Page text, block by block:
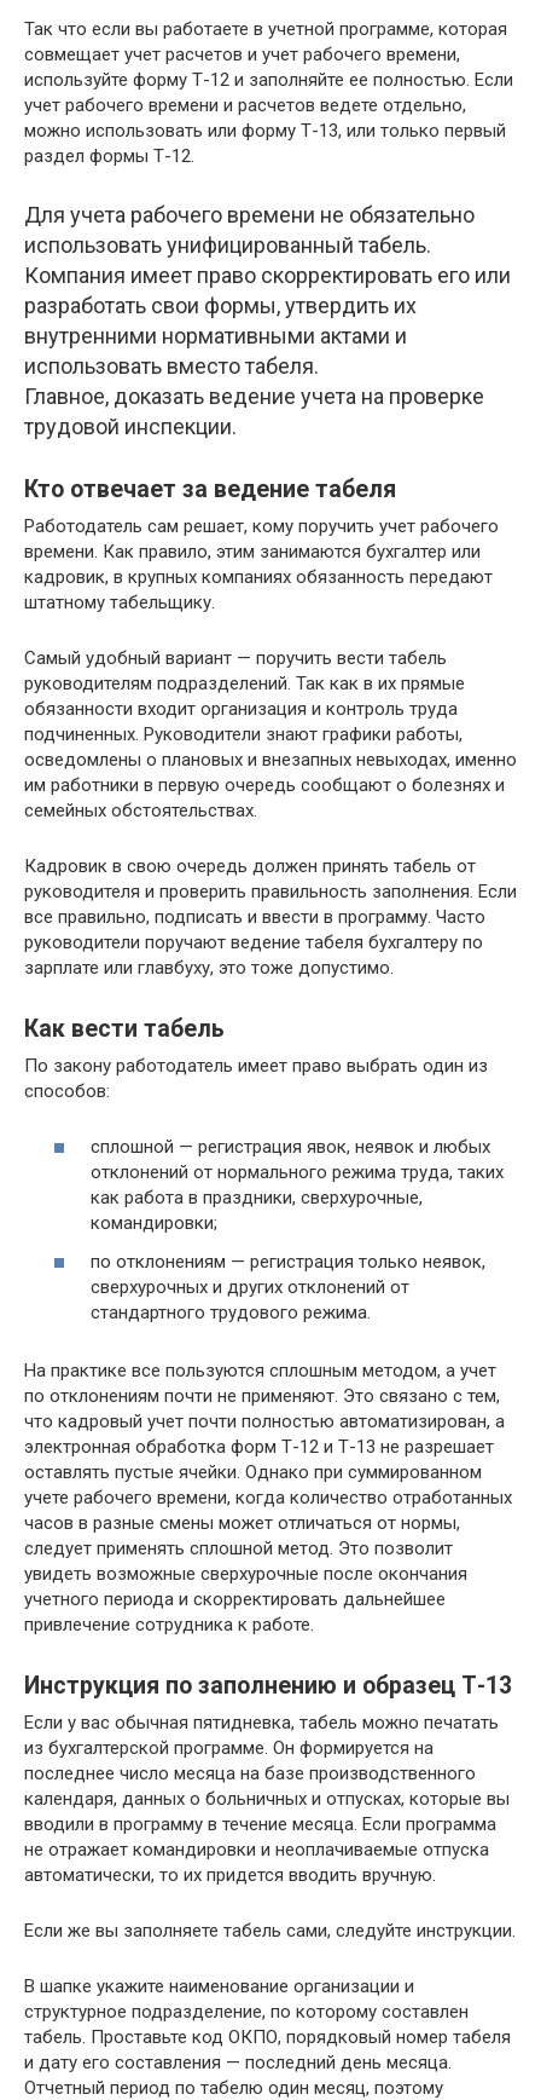
Так что если вы работаете в учетной программе, которая
совмещает учет расчетов и учет рабочего времени,
используйте форму Т-12 и заполняйте ее полностью. Если
учет рабочего времени и расчетов ведете отдельно,
можно использовать или форму Т-13, или только первый
раздел формы Т-12.
Для учета рабочего времени не обязательно
использовать унифицированный табель.
Компания имеет право скорректировать его или
разработать свои формы, утвердить их
внутренними нормативными актами и
использовать вместо табеля.
Главное, доказать ведение учета на проверке
трудовой инспекции.
Кто отвечает за ведение табеля
Работодатель сам решает, кому поручить учет рабочего
времени. Как правило, этим занимаются бухгалтер или
кадровик, в крупных компаниях обязанность передают
штатному табельщику.
Самый удобный вариант — поручить вести табель
руководителям подразделений. Так как в их прямые
обязанности входит организация и контроль труда
подчиненных. Руководители знают графики работы,
осведомлены о плановых и внезапных невыходах, именно
им работники в первую очередь сообщают о болезнях и
семейных обстоятельствах.
Кадровик в свою очередь должен принять табель от
руководителя и проверить правильность заполнения. Если
все правильно, подписать и ввести в программу. Часто
руководители поручают ведение табеля бухгалтеру по
зарплате или главбуху, это тоже допустимо.
Как вести табель
По закону работодатель имеет право выбрать один из
способов:
сплошной — регистрация явок, неявок и любых
отклонений от нормального режима труда, таких
как работа в праздники, сверхурочные,
командировки;
по отклонениям — регистрация только неявок,
сверхурочных и других отклонений от
стандартного трудового режима.
На практике все пользуются сплошным методом, а учет
по отклонениям почти не применяют. Это связано с тем,
что кадровый учет почти полностью автоматизирован, а
электронная обработка форм Т-12 и Т-13 не разрешает
оставлять пустые ячейки. Однако при суммированном
учете рабочего времени, когда количество отработанных
часов в разные смены может отличаться от нормы,
следует применять сплошной метод. Это позволит
увидеть возможные сверхурочные после окончания
учетного периода и скорректировать дальнейшее
привлечение сотрудника к работе.
Инструкция по заполнению и образец Т-13
Если у вас обычная пятидневка, табель можно печатать
из бухгалтерской программе. Он формируется на
последнее число месяца на базе производственного
календаря, данных о больничных и отпусках, которые вы
вводили в программу в течение месяца. Если программа
не отражает командировки и неоплачиваемые отпуска
автоматически, то их придется вводить вручную.
Если же вы заполняете табель сами, следуйте инструкции.
В шапке укажите наименование организации и
структурное подразделение, по которому составлен
табель. Проставьте код ОКПО, порядковый номер табеля
и дату его составления — последний день месяца.
Отчетный период по табелю один месяц, поэтому